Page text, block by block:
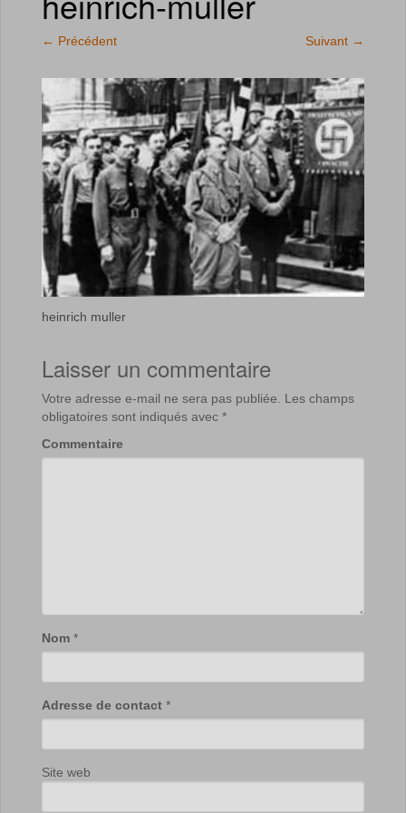
← Précédent Suivant →
heinrich muller
Laisser un commentaire
Votre adresse e-mail ne sera pas publiée.
Les champs
obligatoires sont indiqués avec *
Commentaire
Nom *
Adresse de contact *
Site web